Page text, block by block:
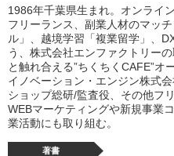
1986年千葉県生まれ。オンライ
フリーランス、副業人材のマッ
ル」、越境学習「複業留学」、
う、株式会社エンファクトリー
と触れ合える”ちくちくCAFE”オ
イノベーション・エンジン株式
ショップ総研/監査役、その他フ
WEBマーケティングや新規事業
業活動にも取り組む。
著書